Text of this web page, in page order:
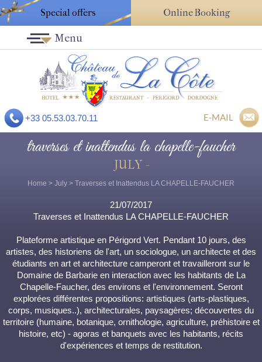
Special offers Online Booking
+33 05.53.03.70.11 E-MAIL
Menu
traverses et inattendus la chapelle-faucher
JULY -
Home > July > Traverses et Inattendus LA CHAPELLE-FAUCHER
21/07/2017
Traverses et Inattendus LA CHAPELLE-FAUCHER
Plateforme artistique en Périgord Vert. Pendant 10 jours, des
artistes, des historiens de l'art, un sociologue, un architecte et des
étudiants en art et architecture camperont et travailleront sur le
Domaine de Barbarie en interaction avec les habitants de La
Chapelle-Faucher, des environs et l'environnement. Seront
explorées différentes propositions: artistiques (arts-plastiques,
corps, musiques..), architecturales, paysagères; découvertes du
territoire (humaine, botanique, ornithologie, agriculture, préhistoire et
histoire, etc) - agoras et banquets avec les habitants, récits
d'expériences et temps de restitution.